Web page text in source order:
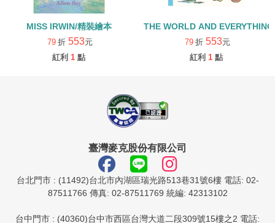
MISS IRWIN/精裝繪本
79 折 553元
紅利 1 點
THE WORLD AND
79 折 553元
紅利 1 點
臺灣麥克股份有限公司
台北門市 : (11492)台北市內湖區瑞光路513巷31號6樓 電話: 02-
87511766 傳真: 02-87511769 統編: 42313102
台中門市 : (40360)台中市西區台灣大道二段309號15樓之2 電話: